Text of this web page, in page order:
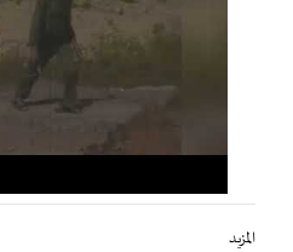
المزيد